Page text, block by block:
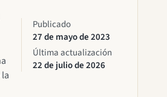
Publicado
27 de mayo de 2023
Última actualización
22 de julio de 2026